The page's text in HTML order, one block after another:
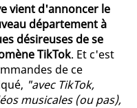
vient d'annoncer le
département à
désireuses de se
TikTok. Et c'est
de ce
"avec TikTok,
musicales (ou pas),